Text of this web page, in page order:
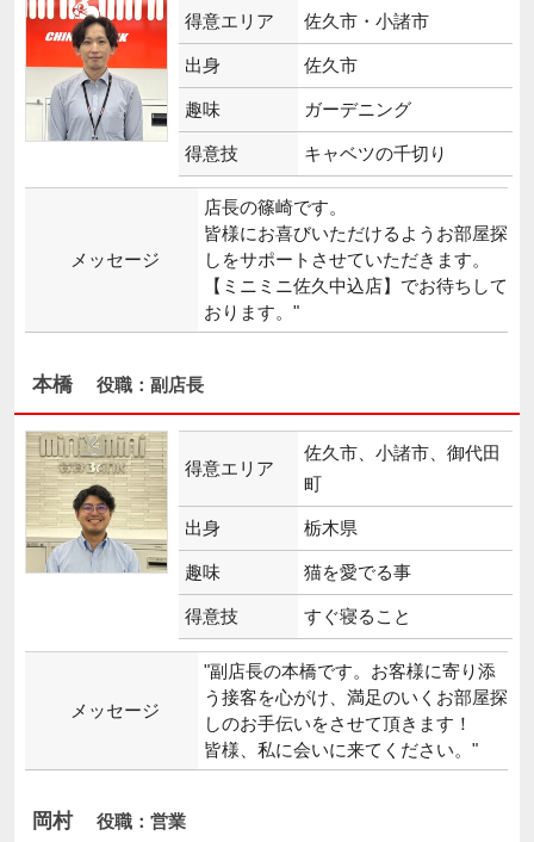
得意エリア 佐久市・小諸市
出身 佐久市
趣味 ガーデニング
得意技 キャベツの千切り
メッセージ
店長の篠崎です。
皆様にお喜びいただけるようお部屋探
しをサポートさせていただきます。
【ミニミニ佐久中込店】でお待ちして
本橋 役職：副店長
得意エリア
佐久市、小諸市、御代田
町
出身 栃木県
趣味 猫を愛でる事
得意技 すぐ寝ること
メッセージ
"副店長の本橋です。お客様に寄り添
う接客を心がけ、満足のいくお部屋探
しのお手伝いをさせて頂きます！
岡村 役職：営業